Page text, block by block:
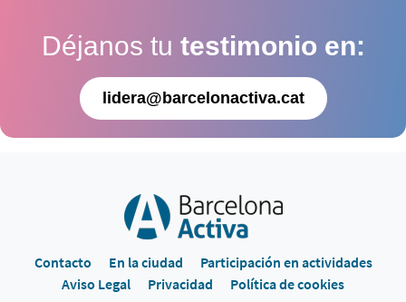
Déjanos tu testimonio en:
lidera@barcelonactiva.cat
Contacto En la ciudad
Participación en actividades
Aviso Legal
Privacidad Política de cookies